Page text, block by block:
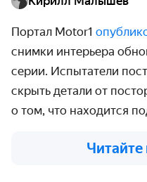
Портал Motor1
снимки интерьера
серии. Испытатели
скрыть детали от
о том, что находится
Читайте